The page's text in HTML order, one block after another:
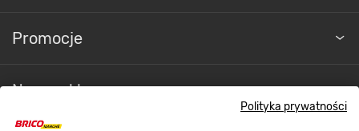
Polityka prywatności
Promocje
Nasze sklepy